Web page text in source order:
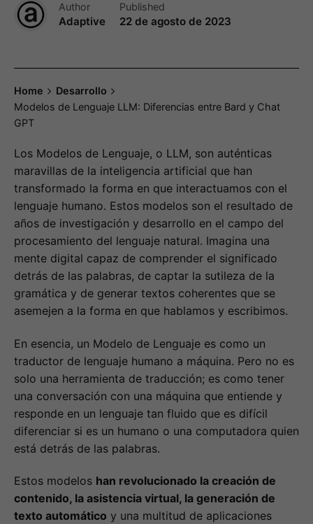
Author
Adaptive
Published
22 de agosto de 2023
Home
Desarrollo
Modelos de Lenguaje LLM: Diferencias entre Bard y Chat
GPT
Los Modelos de Lenguaje, o LLM, son auténticas
maravillas de la inteligencia artificial que han
transformado la forma en que interactuamos con el
lenguaje humano. Estos modelos son el resultado de
años de investigación y desarrollo en el campo del
procesamiento del lenguaje natural. Imagina una
mente digital capaz de comprender el significado
detrás de las palabras, de captar la sutileza de la
gramática y de generar textos coherentes que se
asemejen a la forma en que hablamos y escribimos.
En esencia, un Modelo de Lenguaje es como un
traductor de lenguaje humano a máquina. Pero no es
solo una herramienta de traducción; es como tener
una conversación con una máquina que entiende y
responde en un lenguaje tan fluido que es difícil
diferenciar si es un humano o una computadora quien
está detrás de las palabras.
Estos modelos han revolucionado la creación de
contenido, la asistencia virtual, la generación de
texto automático y una multitud de aplicaciones